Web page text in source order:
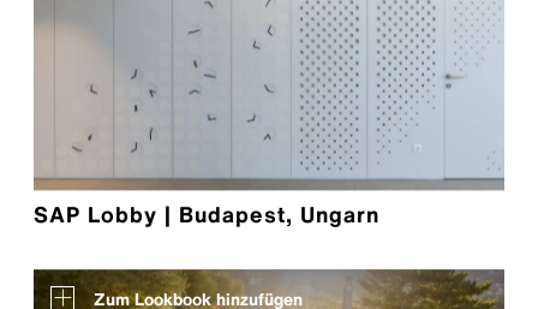
SAP Lobby | Budapest, Ungarn
Zum Lookbook hinzufügen